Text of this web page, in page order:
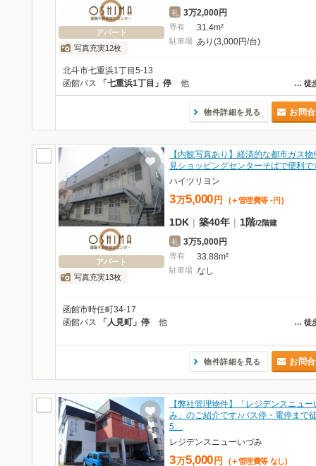
アパート
写真充実12枚
礼 3万2,000円
専有 31.4m²
駐車場 あり(3,000円/台)
北斗市七重浜1丁目5-13
… 徒
函館バス 「七重浜1丁目」停 他
物件詳細を見る お問
アパート
写真充実13枚
【内観写真あり】経済的な都市ガス物
見ショッピングセンターそばで便利
ハイツリヨン
3万5,000 円 (＋管理費等 - 円 )
1DK | 築40年 | 1階/2階建
礼 3万5,000円
専有 33.88m²
駐車場 なし
函館市時任町34-17
… 徒
函館バス 「人見町」停 他
物件詳細を見る お問
【弊社管理物件】「レジデンスニュー
み」のご紹介です♪バス停・電停まで
5…
レジデンスニューいづみ
3万5,000 円 (＋管理費等 なし)